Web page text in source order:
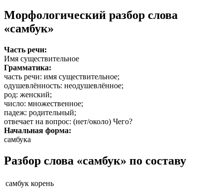
Морфологический разбор слова
«самбук»
Часть речи:
Имя существительное
Грамматика:
часть речи: имя существительное;
одушевлённость: неодушевлённое;
род: женский;
число: множественное;
падеж: родительный;
отвечает на вопрос: (нет/около) Чего?
Начальная форма:
самбука
Разбор слова «самбук» по составу
самбук корень